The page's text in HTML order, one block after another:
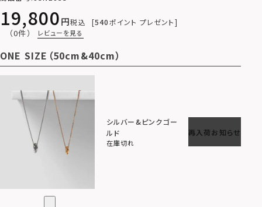
19,800 税込 540ポイント プレゼント
（0件） レビューを見る
ONE SIZE（50cm&40cm）
シルバー&ピンクゴー
ルド
在庫切れ
再入荷お知らせ